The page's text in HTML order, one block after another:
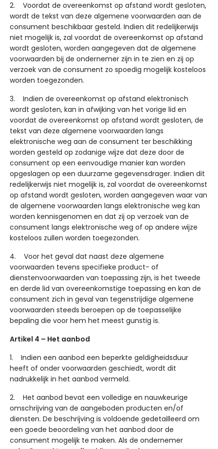
2. Voordat de overeenkomst op afstand wordt gesloten,
wordt de tekst van deze algemene voorwaarden aan de
consument beschikbaar gesteld. Indien dit redelijkerwijs
niet mogelijk is, zal voordat de overeenkomst op afstand
wordt gesloten, worden aangegeven dat de algemene
voorwaarden bij de ondernemer zijn in te zien en zij op
verzoek van de consument zo spoedig mogelijk kosteloos
worden toegezonden.
3. Indien de overeenkomst op afstand elektronisch
wordt gesloten, kan in afwijking van het vorige lid en
voordat de overeenkomst op afstand wordt gesloten, de
tekst van deze algemene voorwaarden langs
elektronische weg aan de consument ter beschikking
worden gesteld op zodanige wijze dat deze door de
consument op een eenvoudige manier kan worden
opgeslagen op een duurzame gegevensdrager. Indien dit
redelijkerwijs niet mogelijk is, zal voordat de overeenkomst
op afstand wordt gesloten, worden aangegeven waar van
de algemene voorwaarden langs elektronische weg kan
worden kennisgenomen en dat zij op verzoek van de
consument langs elektronische weg of op andere wijze
kosteloos zullen worden toegezonden.
4. Voor het geval dat naast deze algemene
voorwaarden tevens specifieke product- of
dienstenvoorwaarden van toepassing zijn, is het tweede
en derde lid van overeenkomstige toepassing en kan de
consument zich in geval van tegenstrijdige algemene
voorwaarden steeds beroepen op de toepasselijke
bepaling die voor hem het meest gunstig is.
Artikel 4 – Het aanbod
1. Indien een aanbod een beperkte geldigheidsduur
heeft of onder voorwaarden geschiedt, wordt dit
nadrukkelijk in het aanbod vermeld.
2. Het aanbod bevat een volledige en nauwkeurige
omschrijving van de aangeboden producten en/of
diensten. De beschrijving is voldoende gedetailleerd om
een goede beoordeling van het aanbod door de
consument mogelijk te maken. Als de ondernemer